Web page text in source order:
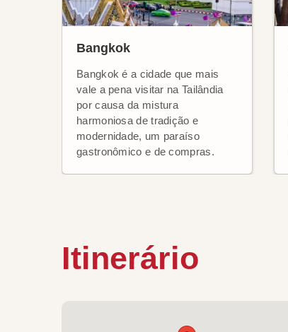
Bangkok
Bangkok é a cidade que mais
vale a pena visitar na Tailândia
por causa da mistura
harmoniosa de tradição e
modernidade, um paraíso
gastronômico e de compras.
Itinerário